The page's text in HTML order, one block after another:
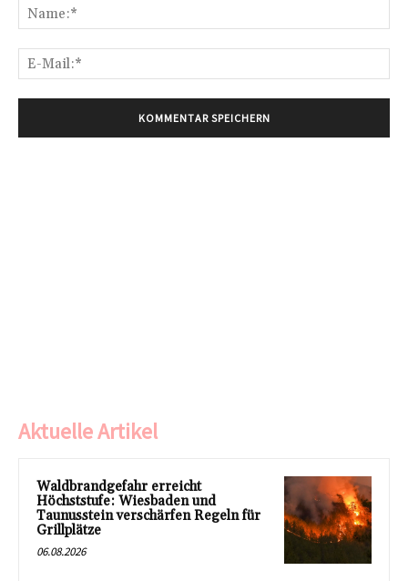
Aktuelle Artikel
Waldbrandgefahr erreicht
Höchststufe: Wiesbaden und
Taunusstein verschärfen Regeln für
Grillplätze
06.08.2026